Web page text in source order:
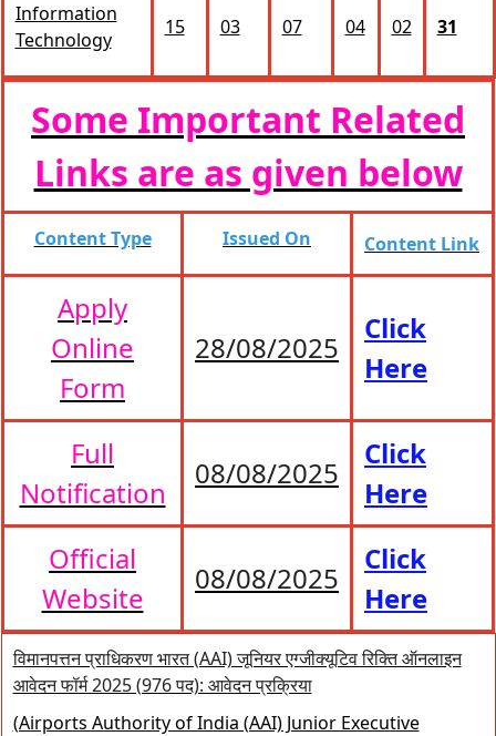
Information
Technology
15 03 07 04 02 31
Some Important Related
Links are as given below
Content Type Issued On Content Link
Apply
Online
Form
28/08/2025
Click
Here
Full
Notification
08/08/2025
Click
Here
Official
Website
08/08/2025
Click
Here
विमानपत्तन प्राधिकरण भारत (AAI) जूनियर एग्जीक्यूटिव रिक्ति ऑनलाइन
आवेदन फॉर्म 2025 (976 पद): आवेदन प्रक्रिया
(Airports Authority of India (AAI) Junior Executive